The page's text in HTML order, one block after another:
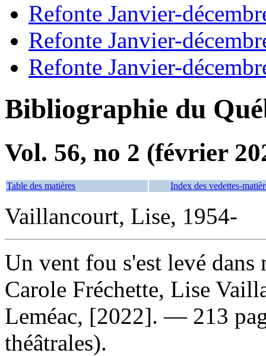
Refonte Janvier-
Refonte Janvier-
Refonte Janvier-
Bibliographie du
Vol. 56, no 2 (février
Table des matières Index des vedettes-
Vaillancourt, Lise, 1954-
Un vent fou s'est levé
Carole Fréchette, Lise
Leméac, [2022]. — 213
théâtrales).